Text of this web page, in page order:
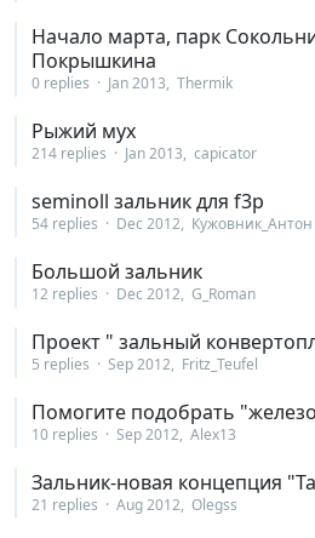
Начало марта, парк
Покрышкина
0 replies Jan 2013 Thermik
Рыжий мух
214 replies Jan 2013 capicator
seminoll зальник для f3p
54 replies Dec 2012 Кужовник_Антон
Большой зальник
12 replies Dec 2012 G_Roman
Проект " зальный
5 replies Sep 2012 Fritz_Teufel
Помогите подобрать
10 replies Sep 2012 Alex13
Зальник-новая концепция
21 replies Aug 2012 Olegss